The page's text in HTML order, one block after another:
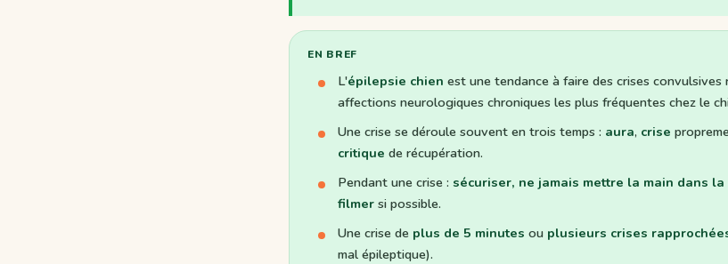
EN BREF
L'épilepsie chien est une tendance à faire des crises convulsives
affections neurologiques chroniques les plus fréquentes chez le
Une crise se déroule souvent en trois temps : aura, crise
critique de récupération.
Pendant une crise : sécuriser, ne jamais mettre la main dans
filmer si possible.
Une crise de plus de 5 minutes ou plusieurs crises
mal épileptique).